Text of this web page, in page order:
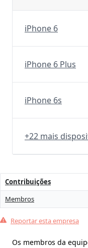
iPhone 6
iPhone 6 Plus
iPhone 6s
+22 mais
Contribuições
Membros
Reportar esta empresa
Os membros da